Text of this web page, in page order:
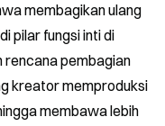
membagikan ulang
pilar fungsi inti di
rencana pembagian
kreator memproduksi
membawa lebih